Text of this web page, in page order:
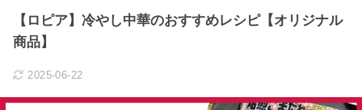
【ロピア】冷やし中華のおすすめレシピ【オリジナル
商品】
2025-06-22